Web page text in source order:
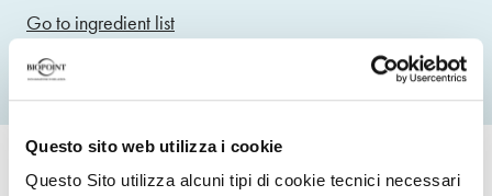
Questo sito web utilizza i cookie
Questo Sito utilizza alcuni tipi di cookie tecnici necessari
Go to ingredient list